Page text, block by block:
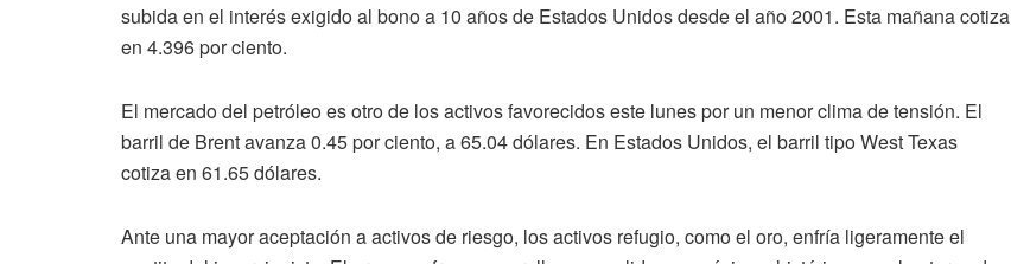
subida en el interés exigido al bono a 10 años de Estados Unidos desde el año 2001. Esta mañana cotiza
en 4.396 por ciento.
El mercado del petróleo es otro de los activos favorecidos este lunes por un menor clima de tensión. El
barril de Brent avanza 0.45 por ciento, a 65.04 dólares. En Estados Unidos, el barril tipo West Texas
cotiza en 61.65 dólares.
Ante una mayor aceptación a activos de riesgo, los activos refugio, como el oro, enfría ligeramente el